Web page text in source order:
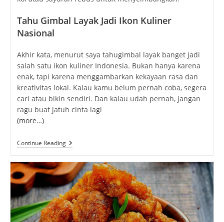
Tahu Gimbal Layak Jadi Ikon Kuliner
Nasional
Akhir kata, menurut saya tahugimbal layak banget jadi
salah satu ikon kuliner Indonesia. Bukan hanya karena
enak, tapi karena menggambarkan kekayaan rasa dan
kreativitas lokal. Kalau kamu belum pernah coba, segera
cari atau bikin sendiri. Dan kalau udah pernah, jangan
ragu buat jatuh cinta lagi
(more…)
Continue ReadingTahu
Gimbal:
Kuliner
Khas
Semarang
Yang
Bikin
Kangen